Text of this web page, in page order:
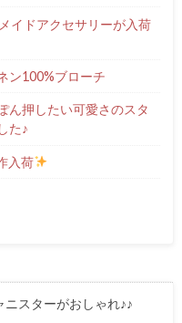
イドアクセサリーが入荷
ン100%ブローチ
ん押したい可愛さのスタ
た♪
入荷
スターがおしゃれ♪♪